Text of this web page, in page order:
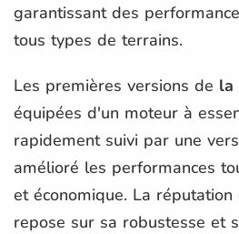
garantissant des
tous types de terrains.
Les premières versions de la
équipées d'un moteur à
rapidement suivi par une
amélioré les performances
et économique. La
repose sur sa robustesse et